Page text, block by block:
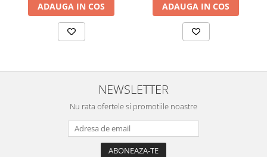
ADAUGA IN COS ADAUGA IN COS
NEWSLETTER
Nu rata ofertele si promotiile noastre